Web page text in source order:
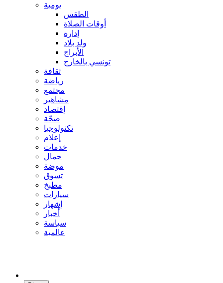
يومية
الطقس
أوقات الصلاة
إدارة
ولد بلاد
الأبراج
تونسي بالخارج
ثقافة
رياضة
مجتمع
مشاهير
إقتصاد
صحّة
تكنولوجيا
إعلام
خدمات
جمال
موضة
تسوق
مطبخ
سيارات
إشهار
أخبار
سياسة
عالمية